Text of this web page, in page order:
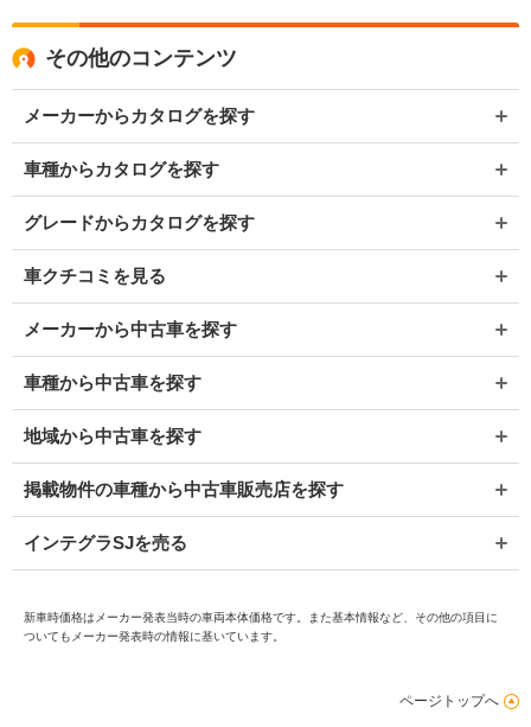
その他のコンテンツ
メーカーからカタログを探す
車種からカタログを探す
グレードからカタログを探す
車クチコミを見る
メーカーから中古車を探す
車種から中古車を探す
地域から中古車を探す
掲載物件の車種から中古車販売店を探す
インテグラSJを売る
新車時価格はメーカー発表当時の車両本体価格です。また基本情報など、その他の項目に
ついてもメーカー発表時の情報に基いています。
ページトップへ